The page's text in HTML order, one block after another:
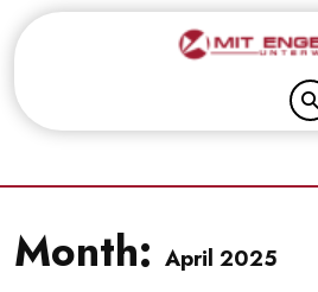
Month: April 2025